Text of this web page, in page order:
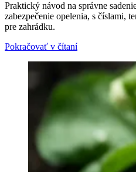
Praktický návod na správne
zabezpečenie opelenia, s číslami,
pre zahrádku.
Pokračovať v čítaní